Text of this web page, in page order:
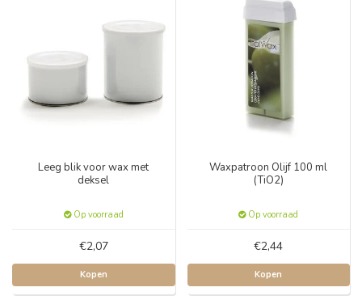
Leeg blik voor wax met
deksel
Op voorraad
€2,07
Kopen
Waxpatroon Olijf 100 ml
(TiO2)
Op voorraad
€2,44
Kopen